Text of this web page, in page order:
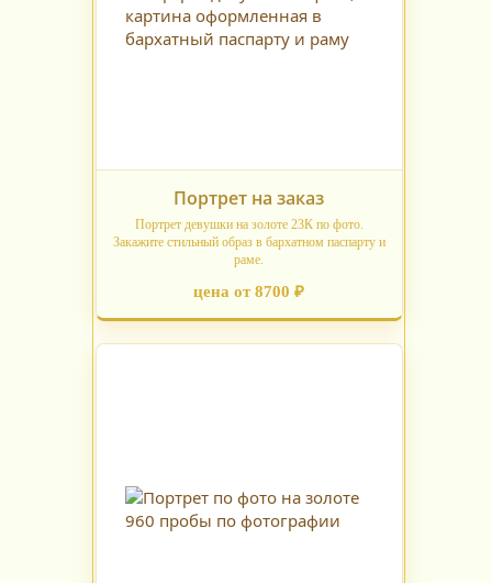
Портрет на заказ
Портрет девушки на золоте 23К по фото.
Закажите стильный образ в бархатном паспарту и
раме.
цена от 8700 ₽